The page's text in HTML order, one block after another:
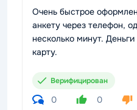
Очень быстрое
анкету через телефон,
несколько минут.
карту.
Верифицирован
0 0